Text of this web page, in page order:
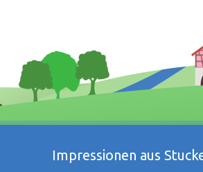
Impressionen aus